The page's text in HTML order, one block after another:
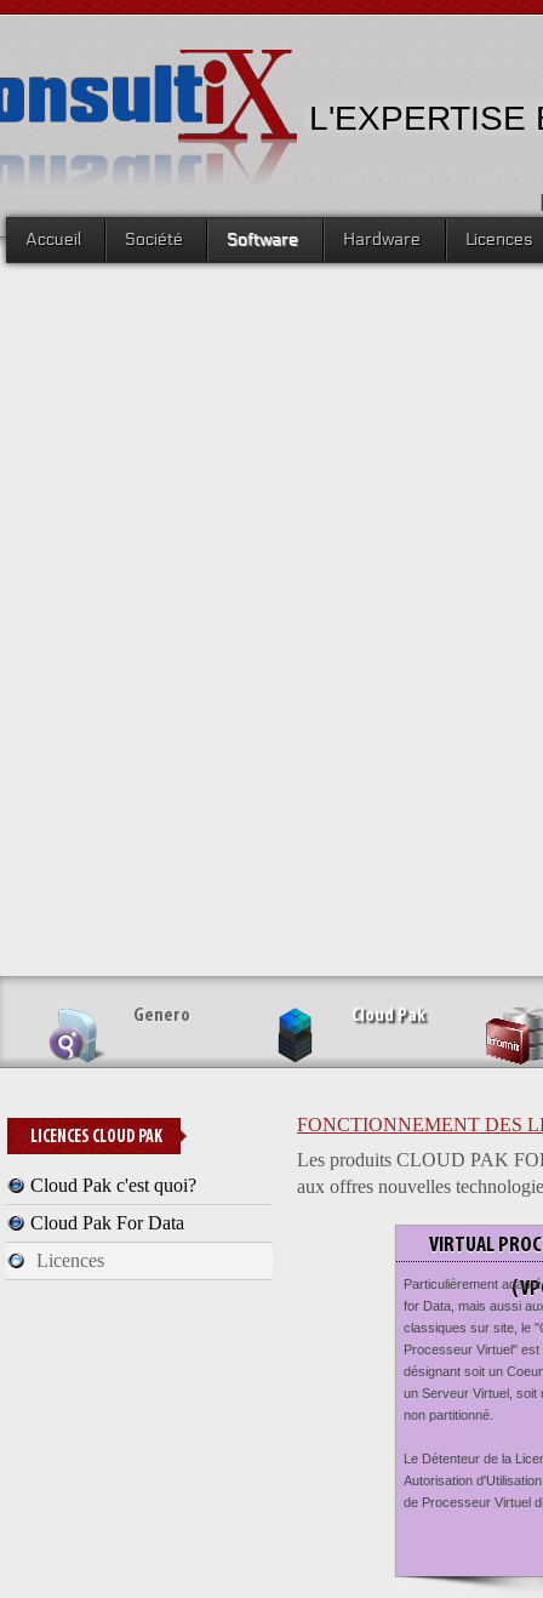
L'EXPERTISE
Accueil Société Software Hardware Licences
Genero Cloud Pak
LICENCES CLOUD PAK
Cloud Pak c'est quoi?
Cloud Pak For Data
Licences
FONCTIONNEMENT DES
Les produits CLOUD PAK
aux offres nouvelles
VIRTUAL
Particulièrement
for Data, mais aussi
classiques sur site, le
Processeur Virtuel"
désignant soit un
un Serveur Virtuel ,
non partitionné
Le Détenteur de la
Autorisation
de Processeur Virtuel